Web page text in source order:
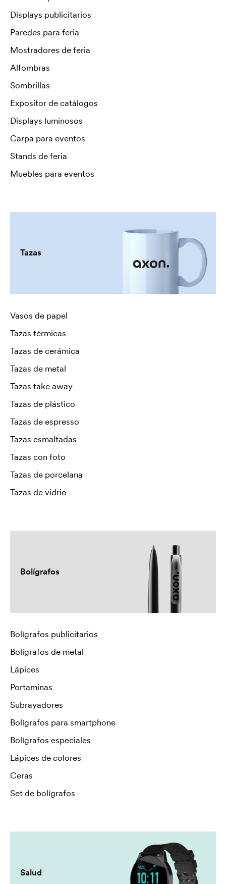
Displays publicitarios
Paredes para feria
Mostradores de feria
Alfombras
Sombrillas
Expositor de catálogos
Displays luminosos
Carpa para eventos
Stands de feria
Muebles para eventos
Tazas
Vasos de papel
Tazas térmicas
Tazas de cerámica
Tazas de metal
Tazas take away
Tazas de plástico
Tazas de espresso
Tazas esmaltadas
Tazas con foto
Tazas de porcelana
Tazas de vidrio
Bolígrafos
Bolígrafos publicitarios
Bolígrafos de metal
Lápices
Portaminas
Subrayadores
Bolígrafos para smartphone
Bolígrafos especiales
Lápices de colores
Ceras
Set de bolígrafos
Salud